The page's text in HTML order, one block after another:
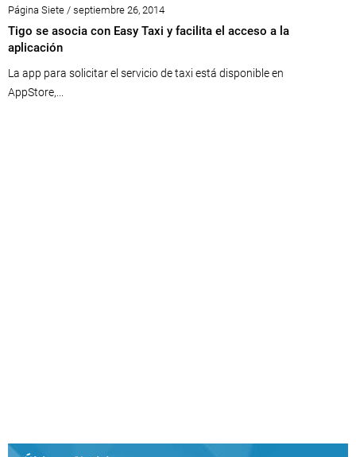
Página Siete / septiembre 26, 2014
Tigo se asocia con Easy Taxi y facilita el acceso a la
aplicación
La app para solicitar el servicio de taxi está disponible en
AppStore,...